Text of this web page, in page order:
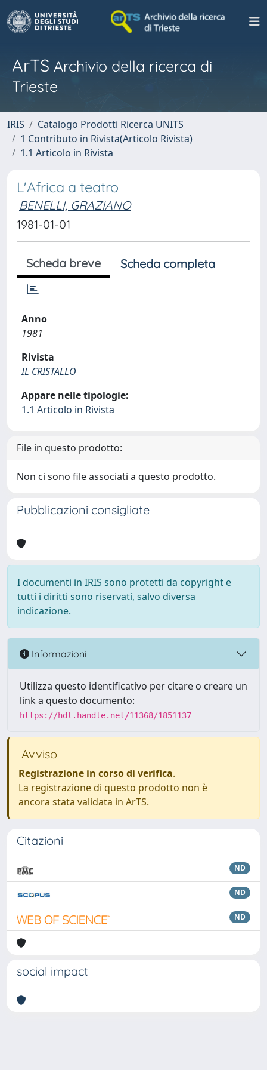
ArTS Archivio della ricerca di
Trieste
IRIS
Catalogo Prodotti Ricerca UNITS
1 Contributo in Rivista(Articolo Rivista)
1.1 Articolo in Rivista
L'Africa a teatro
BENELLI, GRAZIANO
1981-01-01
Scheda breve Scheda completa
Anno
1981
Rivista
IL CRISTALLO
Appare nelle tipologie:
1.1 Articolo in Rivista
File in questo prodotto:
Non ci sono file associati a questo prodotto.
Pubblicazioni consigliate
I documenti in IRIS sono protetti da copyright e
tutti i diritti sono riservati, salvo diversa
indicazione.
Informazioni
Utilizza questo identificativo per citare o creare un
link a questo documento:
https://hdl.handle.net/11368/1851137
Avviso
Registrazione in corso di verifica.
La registrazione di questo prodotto non è
ancora stata validata in ArTS.
Citazioni
ND
ND
ND
social impact